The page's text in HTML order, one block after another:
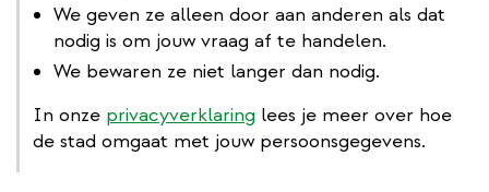
We geven ze alleen door aan anderen als dat
nodig is om jouw vraag af te handelen.
We bewaren ze niet langer dan nodig.
In onze privacyverklaring lees je meer over hoe
de stad omgaat met jouw persoonsgegevens.